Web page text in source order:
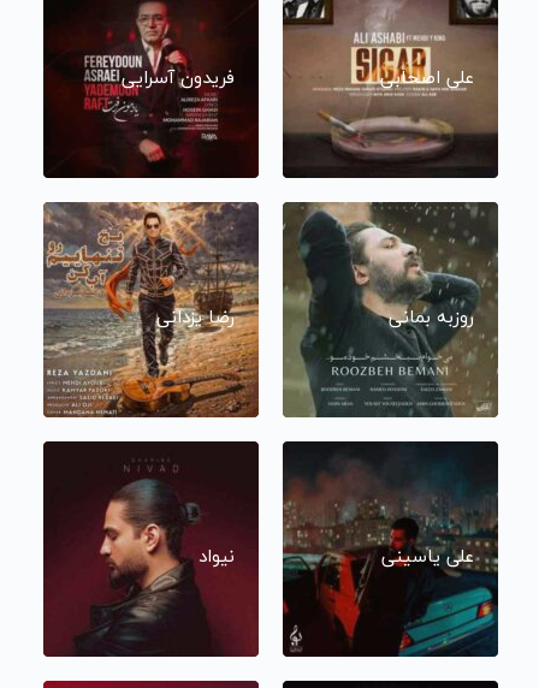
علی اصحابی فریدون آسرایی
روزبه بمانی رضا یزدانی
علی یاسینی نیواد